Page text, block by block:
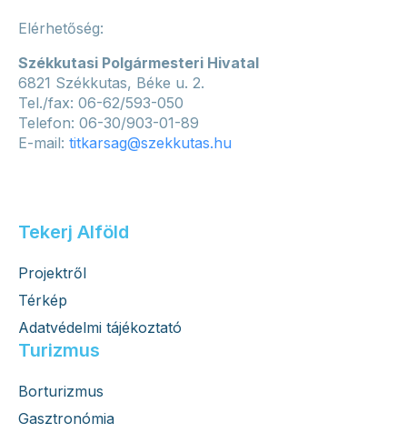
Elérhetőség:
Székkutasi Polgármesteri Hivatal
6821 Székkutas, Béke u. 2.
Tel./fax: 06-62/593-050
Telefon: 06-30/903-01-89
E-mail: titkarsag@szekkutas.hu
Tekerj Alföld
Projektről
Térkép
Adatvédelmi tájékoztató
Turizmus
Borturizmus
Gasztronómia